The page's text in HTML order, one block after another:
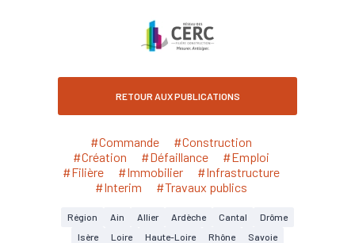
RETOUR AUX PUBLICATIONS
#Commande
#Construction
#Création
#Défaillance
#Emploi
#Filière
#Immobilier
#Infrastructure
#Interim
#Travaux publics
Région Ain Allier Ardèche Cantal
Drôme
Isère
Loire Haute-Loire Rhône
Savoie